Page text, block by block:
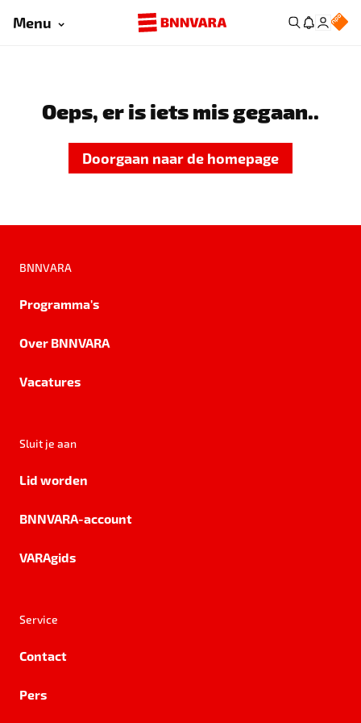
Menu
Oeps, er is iets mis gegaan..
Doorgaan naar de homepage
BNNVARA
Programma's
Over BNNVARA
Vacatures
Sluit je aan
Lid worden
BNNVARA-account
VARAgids
Service
Contact
Pers